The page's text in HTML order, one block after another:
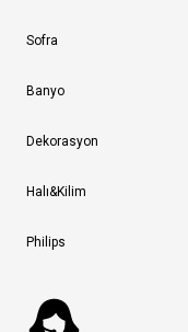
Sofra
Banyo
Dekorasyon
Halı&Kilim
Philips